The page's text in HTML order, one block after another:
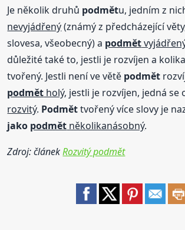
Je několik druhů podmětu, jedním z
nevyjádřený(známý z předcházející
slovesa, všeobecný) a podmět
důležité také to, jestli je rozvíjen a
tvořený. Jestli není ve větě podmět
podmět holý, jestli je rozvíjen, jedná se
rozvitý. Podměttvořený více slovy je
jako podmět několikanásobný.
Zdroj: článekRozvitý podmět